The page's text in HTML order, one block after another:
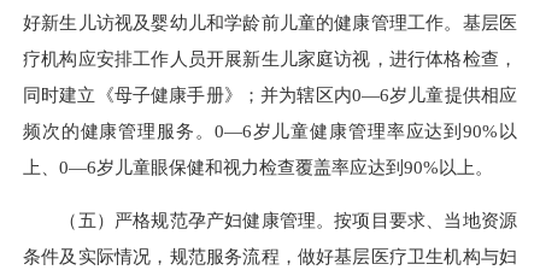
好新生儿访视及婴幼儿和学龄前儿童的健康管理工作。基层医
疗机构应安排工作人员开展新生儿家庭访视，进行体格检查，
同时建立《母子健康手册》；并为辖区内0—6岁儿童提供相应
频次的健康管理服务。0—6岁儿童健康管理率应达到90%以
上、0—6岁儿童眼保健和视力检查覆盖率应达到90%以上。
（五）严格规范孕产妇健康管理。按项目要求、当地资源
条件及实际情况，规范服务流程，做好基层医疗卫生机构与妇